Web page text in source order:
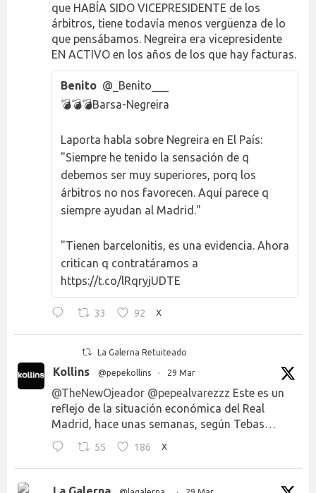
que HABÍA SIDO VICEPRESIDENTE de los
árbitros, tiene todavía menos vergüenza de lo
que pensábamos. Negreira era vicepresidente
EN ACTIVO en los años de los que hay facturas.
Benito @_Benito___
💣💣💣Barsa-Negreira
Laporta habla sobre Negreira en El País:
"Siempre he tenido la sensación de q
debemos ser muy superiores, porq los
árbitros no nos favorecen. Aquí parece q
siempre ayudan al Madrid."
"Tienen barcelonitis, es una evidencia. Ahora
critican q contratáramos a
https://t.co/lRqryjUDTE
33 92 X
La Galerna Retuiteado
Kollins @pepekollins · 29 Mar
@TheNewOjeador @pepealvarezzz Este es un
reflejo de la situación económica del Real
Madrid, hace unas semanas, según Tebas…
55 186 X